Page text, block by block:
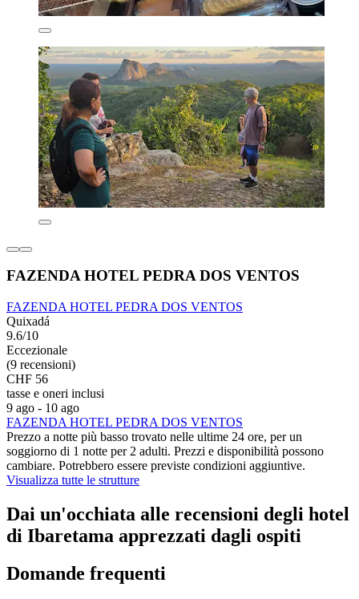
FAZENDA HOTEL PEDRA DOS VENTOS
FAZENDA HOTEL PEDRA DOS VENTOS
Quixadá
9.6/10
Eccezionale
(9 recensioni)
CHF 56
tasse e oneri inclusi
9 ago - 10 ago
FAZENDA HOTEL PEDRA DOS VENTOS
Prezzo a notte più basso trovato nelle ultime 24 ore, per un
soggiorno di 1 notte per 2 adulti. Prezzi e disponibilità possono
cambiare. Potrebbero essere previste condizioni aggiuntive.
Visualizza tutte le strutture
Dai un'occhiata alle recensioni degli hotel
di Ibaretama apprezzati dagli ospiti
Domande frequenti